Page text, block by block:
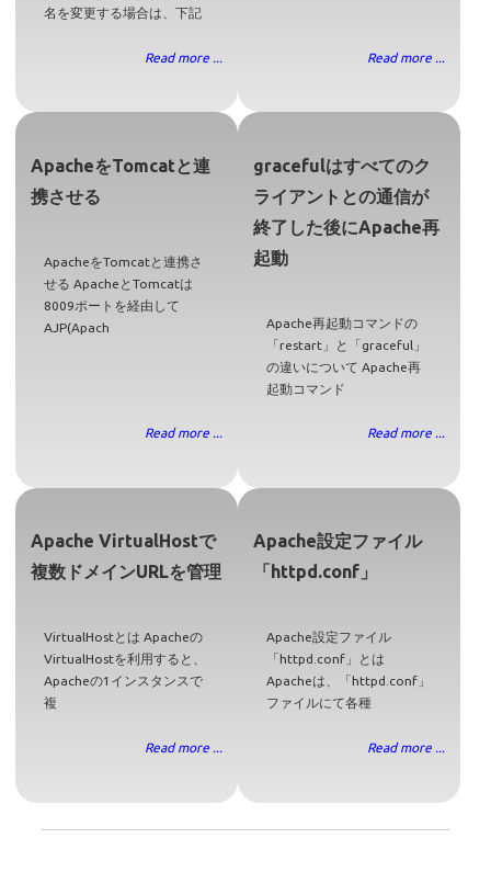
名を変更する場合は、下記
Read more ... Read more ...
ApacheをTomcatと連
携させる
ApacheをTomcatと連携さ
せる ApacheとTomcatは
8009ポートを経由して
AJP(Apach
Read more ...
gracefulはすべてのク
ライアントとの通信が
終了した後にApache再
起動
Apache再起動コマンドの
「restart」と「graceful」
の違いについて Apache再
起動コマンド
Read more ...
Apache VirtualHostで
複数ドメインURLを管理
VirtualHostとは Apacheの
VirtualHostを利用すると、
Apacheの1インスタンスで
複
Read more ...
Apache設定ファイル
「httpd.conf」
Apache設定ファイル
「httpd.conf」とは
Apacheは、「httpd.conf」
ファイルにて各種
Read more ...